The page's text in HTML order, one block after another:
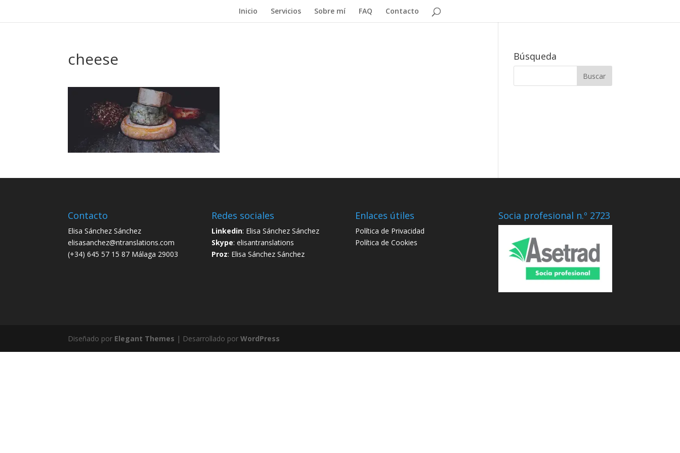
Inicio Servicios Sobre mí FAQ Contacto
cheese Búsqueda
Contacto
Elisa Sánchez Sánchez
elisasanchez@ntranslations.com
(+34) 645 57 15 87 Málaga 29003
Redes sociales
Linkedin: Elisa Sánchez Sánchez
Skype: elisantranslations
Proz: Elisa Sánchez Sánchez
Enlaces útiles
Política de Privacidad
Política de Cookies
Socia profesional n.º 2723
Diseñado por Elegant Themes | Desarrollado porWordPress